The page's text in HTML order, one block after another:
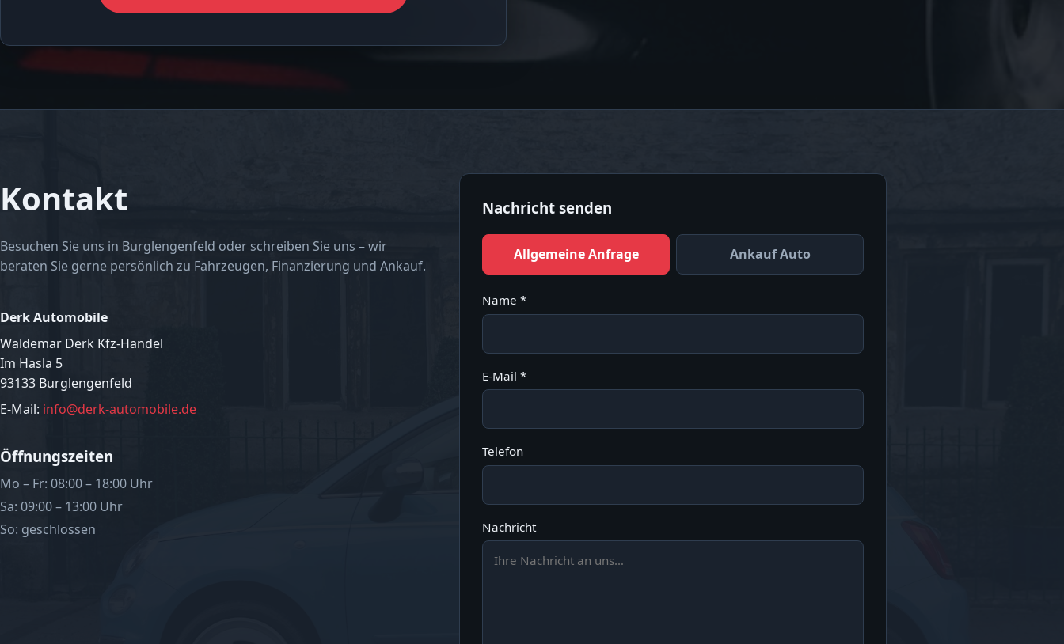
Kontakt
Besuchen Sie uns in Burglengenfeld oder schreiben Sie uns – wir
beraten Sie gerne persönlich zu Fahrzeugen, Finanzierung und Ankauf.
Derk Automobile
Waldemar Derk Kfz-Handel
Im Hasla 5
93133 Burglengenfeld
E-Mail: info@derk-automobile.de
Öffnungszeiten
Mo – Fr: 08:00 – 18:00 Uhr
Sa: 09:00 – 13:00 Uhr
So: geschlossen
Nachricht senden
Allgemeine Anfrage Ankauf Auto
Name *
E-Mail *
Telefon
Nachricht